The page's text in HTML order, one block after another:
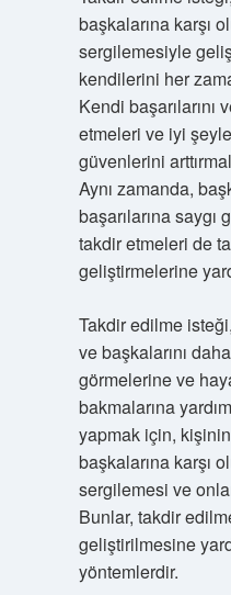
başkalarına karşı
sergilemesiyle
kendilerini her
Kendi başarılarını
etmeleri ve iyi
güvenlerini
Aynı zamanda,
başarılarına saygı
takdir etmeleri de
geliştirmelerine
Takdir edilme
ve başkalarını
görmelerine ve
bakmalarına
yapmak için,
başkalarına karşı
sergilemesi ve
Bunlar, takdir
geliştirilmesine
yöntemlerdir.